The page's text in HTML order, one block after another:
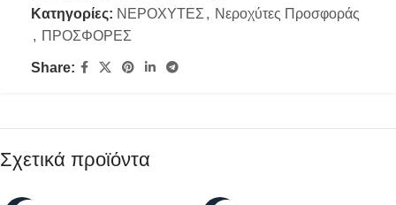
Κατηγορίες: ΝΕΡΟΧΥΤΕΣ , Νεροχύτες Προσφοράς
, ΠΡΟΣΦΟΡΕΣ
Share:
Σχετικά προϊόντα